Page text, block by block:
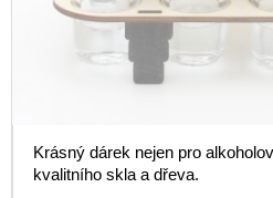
Krásný dárek nejen pro
kvalitního skla a dřeva.